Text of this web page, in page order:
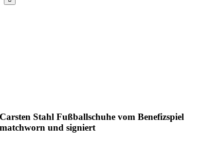
Carsten Stahl Fußballschuhe vom Benefizspiel
matchworn und signiert